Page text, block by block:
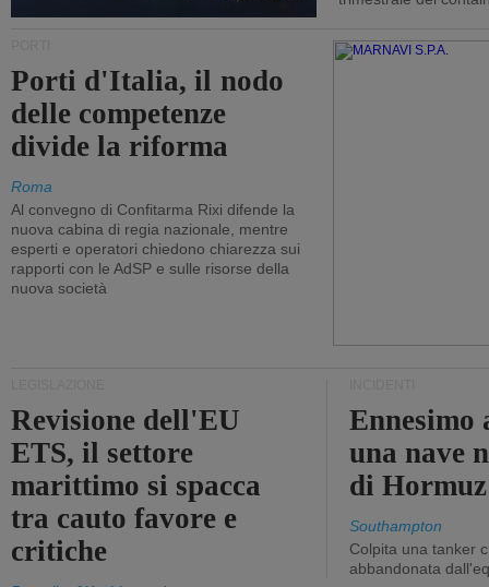
Porti d'Italia, il nodo
delle competenze
divide la riforma
Roma
Al convegno di Confitarma Rixi difende la
nuova cabina di regia nazionale, mentre
esperti e operatori chiedono chiarezza sui
rapporti con le AdSP e sulle risorse della
nuova società
Revisione dell'EU
ETS, il settore
marittimo si spacca
tra cauto favore e
critiche
Ennesimo
una nave
di Hormuz
Southampton
Colpita una tanker
abbandonata